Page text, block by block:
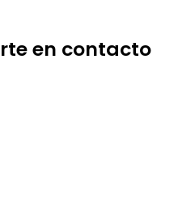
en contacto